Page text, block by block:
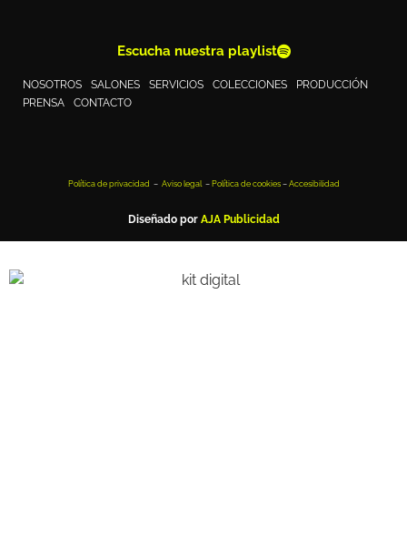
Escucha nuestra playlist
NOSOTROS SALONES SERVICIOS COLECCIONES
PRODUCCIÓN
PRENSA
CONTACTO
Política de privacidad – Aviso legal – Política de cookies– Accesibilidad
Diseñado por AJA Publicidad